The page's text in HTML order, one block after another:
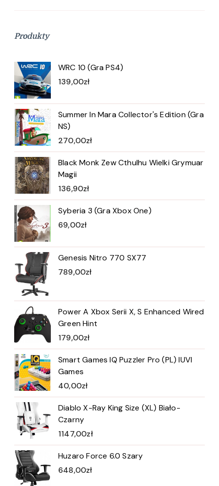
Produkty
WRC 10 (Gra PS4)
139,00zł
Summer In Mara Collector's Edition (Gra
NS)
270,00zł
Black Monk Zew Cthulhu Wielki Grymuar
Magii
136,90zł
Syberia 3 (Gra Xbox One)
69,00zł
Genesis Nitro 770 SX77
789,00zł
Power A Xbox Serii X, S Enhanced Wired
Green Hint
179,00zł
Smart Games IQ Puzzler Pro (PL) IUVI
Games
40,00zł
Diablo X-Ray King Size (XL) Biało-
Czarny
1147,00zł
Huzaro Force 6.0 Szary
648,00zł